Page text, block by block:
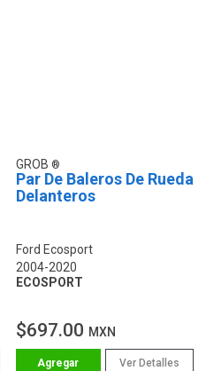
GROB
Par De Baleros De Rueda
Delanteros
Ford Ecosport
2004-2020
ECOSPORT
$697.00 MXN
Ver Detalles